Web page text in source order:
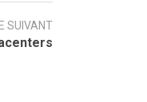
SUIVANT